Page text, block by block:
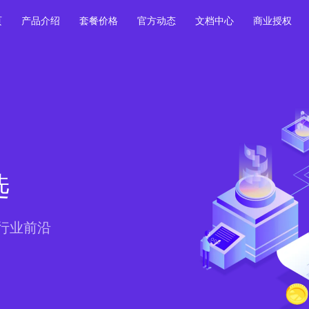
产品介绍 套餐价格 官方动态 文档中心 商业授权
业前沿